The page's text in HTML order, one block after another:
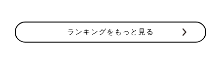
ランキングをもっと見る